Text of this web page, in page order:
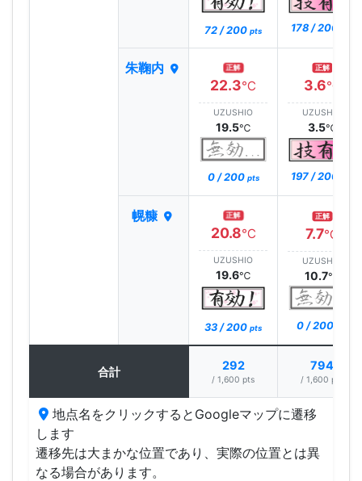
72 / 200 pts 178 / 200
朱鞠内 正解
22.3℃
UZUSHIO
19.5℃
0 / 200 pts
正解
3.6℃
UZUSHIO
3.5℃
197 / 200
幌糠 正解
20.8℃
UZUSHIO
19.6℃
33 / 200 pts
正解
7.7℃
UZUSHIO
10.7℃
0 / 200
合計 292
/ 1,600 pts
794
/ 1,600 pts
地点名をクリックするとGoogleマップに遷移
します
遷移先は大まかな位置であり、実際の位置とは異
なる場合があります。